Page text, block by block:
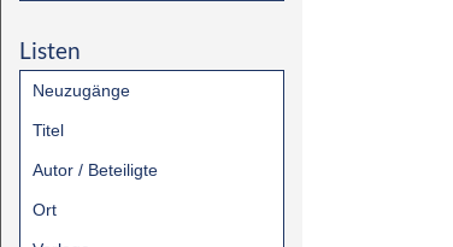
Listen
Neuzugänge
Titel
Autor / Beteiligte
Ort